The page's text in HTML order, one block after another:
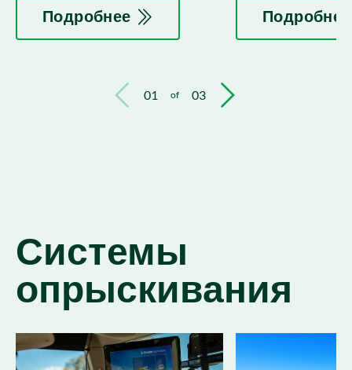
Подробнее
монитора 20|20.
Подробнее
01 of 03
Системы
опрыскивания